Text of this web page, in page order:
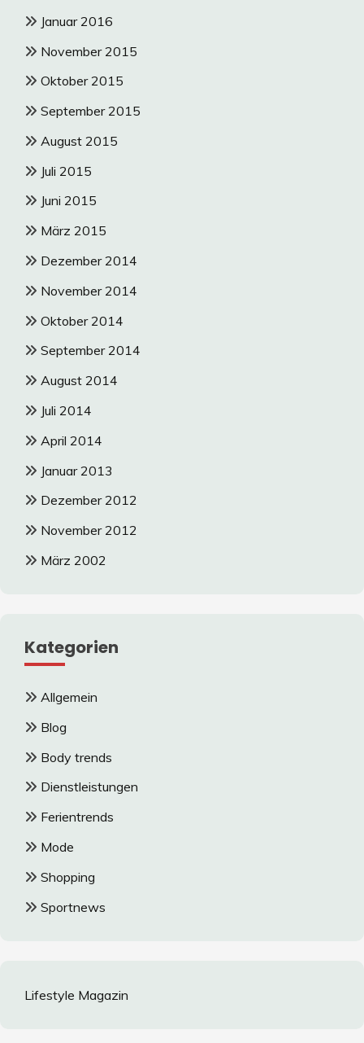
Januar 2016
November 2015
Oktober 2015
September 2015
August 2015
Juli 2015
Juni 2015
März 2015
Dezember 2014
November 2014
Oktober 2014
September 2014
August 2014
Juli 2014
April 2014
Januar 2013
Dezember 2012
November 2012
März 2002
Kategorien
Allgemein
Blog
Body trends
Dienstleistungen
Ferientrends
Mode
Shopping
Sportnews
Lifestyle Magazin